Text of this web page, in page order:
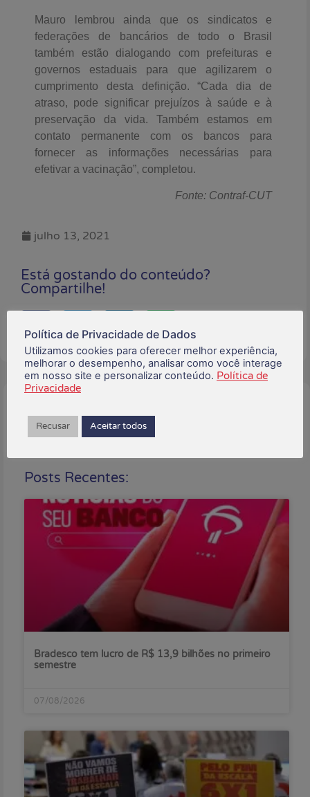
Mauro lembrou ainda que os sindicatos e
federações de bancários de todo o Brasil
também estão dialogando com prefeituras e
governos estaduais para que agilizarem o
cumprimento desta definição. “Cada dia de
atraso, pode significar prejuízos à saúde e à
preservação da vida. Também estamos em
contato permanente com os bancos para
fornecer as informações necessárias para
efetivar a vacinação”, completou.
Fonte: Contraf-CUT
julho 13, 2021
Está gostando do conteúdo?
Compartilhe!
Posts Recentes:
Bradesco tem lucro de R$ 13,9 bilhões no primeiro
semestre
07/08/2026
Política de Privacidade de Dados
Utilizamos cookies para oferecer melhor experiência,
melhorar o desempenho, analisar como você interage
em nosso site e personalizar conteúdo. Política de
Privacidade
Recusar Aceitar todos